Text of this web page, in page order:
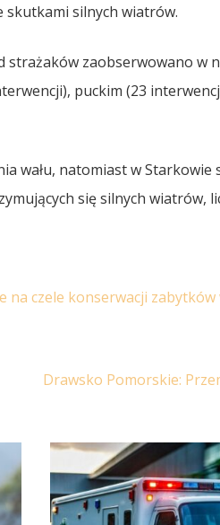
skutkami silnych wiatrów.
strażaków zaobserwowano w
puckim (23
wału, natomiast w
się silnych wiatrów,
na czele konserwacji
Drawsko Pomorskie: